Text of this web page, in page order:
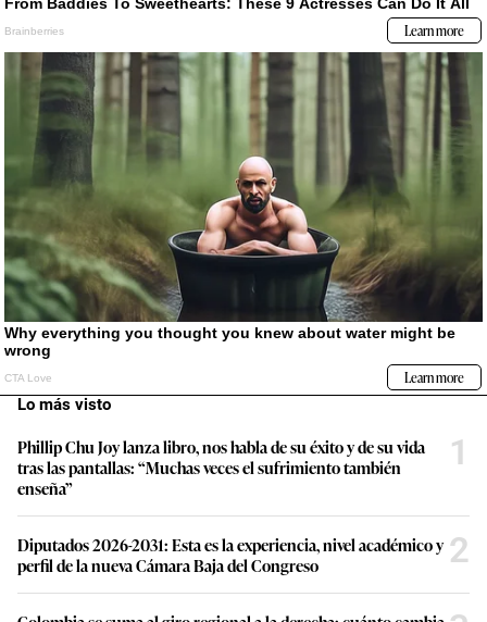
Lo más visto
Phillip Chu Joy lanza libro, nos habla de su éxito y de su vida
tras las pantallas: “Muchas veces el sufrimiento también
enseña”
1
Diputados 2026-2031: Esta es la experiencia, nivel académico y
perfil de la nueva Cámara Baja del Congreso
2